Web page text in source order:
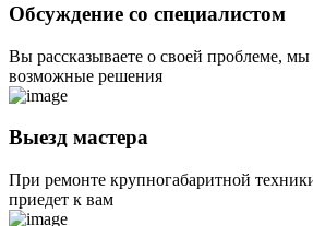
Обсуждение со специалистом
Вы рассказываете о своей проблеме, мы
возможные решения
Выезд мастера
При ремонте крупногабаритной
приедет к вам